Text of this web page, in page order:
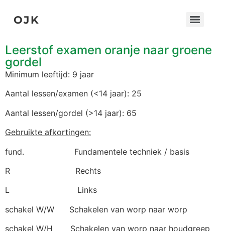
OJK
Leerstof examen oranje naar groene
gordel
Minimum leeftijd: 9 jaar
Aantal lessen/examen (<14 jaar): 25
Aantal lessen/gordel (>14 jaar): 65
Gebruikte afkortingen:
fund. Fundamentele techniek / basis
R Rechts
L Links
schakel W/W Schakelen van worp naar worp
schakel W/H Schakelen van worp naar houdgreep